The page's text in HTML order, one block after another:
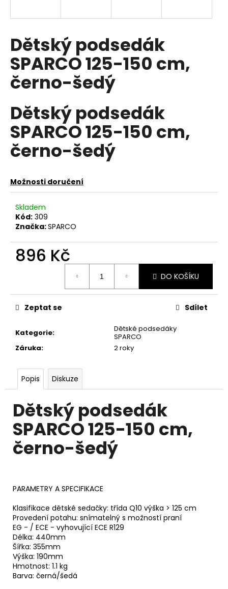
Dětský podsedák
SPARCO 125-150 cm,
černo-šedý
Dětský podsedák
SPARCO 125-150 cm,
černo-šedý
Možnosti doručení
Skladem
Kód: 309
Značka:SPARCO
896 Kč
DO KOŠÍKU
Kategorie:
Dětské podsedáky
SPARCO
Záruka: 2 roky
Zeptat se Sdílet
Popis Diskuze
Dětský podsedák
SPARCO 125-150 cm,
černo-šedý
PARAMETRY A SPECIFIKACE
Klasifikace dětské sedačky: třída Q10 výška > 125 cm
Provedení potahu: snímatelný s možností praní
EG - / ECE - vyhovující ECE R129
Délka: 440mm
Šířka: 355mm
Výška: 190mm
Hmotnost: 1.1 kg
Barva: černá/šedá
í
t
?
HLEDAT
p
o
u
č
u
ČISTÍCÍ
30
30CM
130
Kč